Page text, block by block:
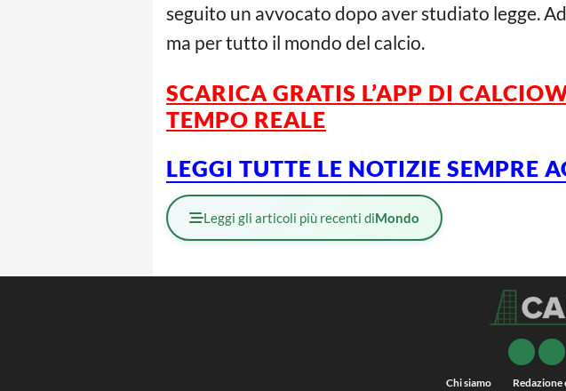
seguito un avvocato dopo aver studiato legge.
ma per tutto il mondo del calcio.
SCARICA GRATIS L’APP DI
TEMPO REALE
LEGGI TUTTE LE NOTIZIE SEMPRE
Leggi gli articoli più recenti diMondo
Chi siamo